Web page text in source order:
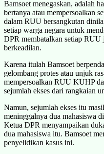
Bamsoet menegaskan, adalah
bertanya atau mempersoalkan
dalam RUU bersangkutan
setiap warga negara untuk
DPR membatalkan setiap
berkeadilan.
Karena itulah Bamsoet
gelombang protes atau unjuk
mempersoalkan RUU KUHP
sejumlah ekses dari rangkaian
Namun, sejumlah ekses itu
meninggalnya dua mahasiswa
Ketua DPR menyampaikan
dua mahasiswa itu. Bamsoet
penyelidikan kasus ini.